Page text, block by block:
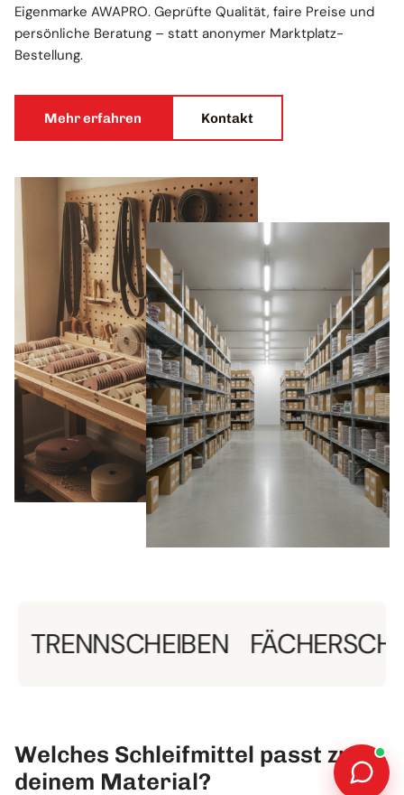
Eigenmarke AWAPRO. Geprüfte Qualität, faire Preise und
persönliche Beratung – statt anonymer Marktplatz-
Bestellung.
Mehr erfahren Kontakt
FÄCHERSCHEIBEN
Welches Schleifmittel passt zu
deinem Material?